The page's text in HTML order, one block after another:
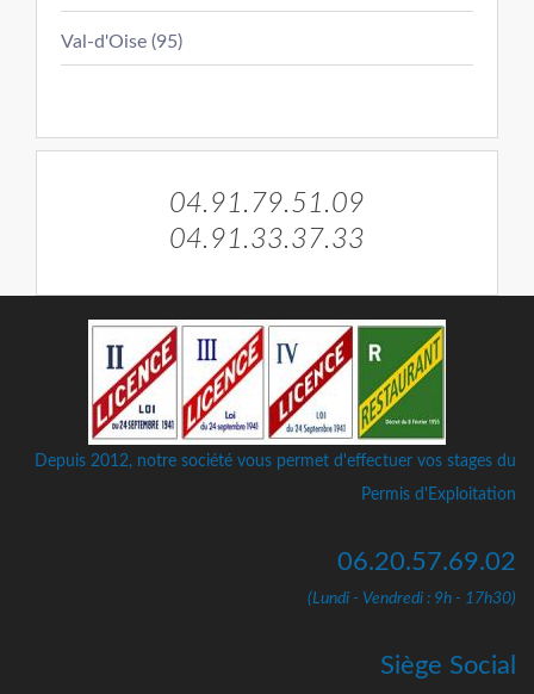
Val-d'Oise (95)
04.91.79.51.09
04.91.33.37.33
Depuis 2012, notre société vous permet d'effectuer vos stages du
Permis d'Exploitation
06.20.57.69.02
(Lundi - Vendredi : 9h - 17h30)
Siège Social